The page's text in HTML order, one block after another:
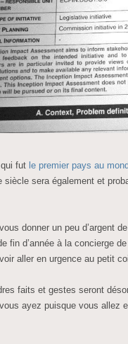
fut le premier pays au
siècle sera également et
donner un peu d’argent
fin d’année à la concierge
aller en urgence au petit
faits et gestes seront
ayez puisque vous allez